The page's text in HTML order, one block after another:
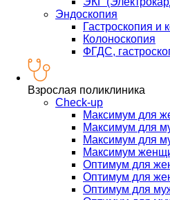
Эндоскопия
Гастроскопия и
Колоноскопия
ФГДС,
Взрослая поликлиника
Check-up
Максимум для
Максимум для
Максимум для
Максимум
Оптимум для
Оптимум для
Оптимум для